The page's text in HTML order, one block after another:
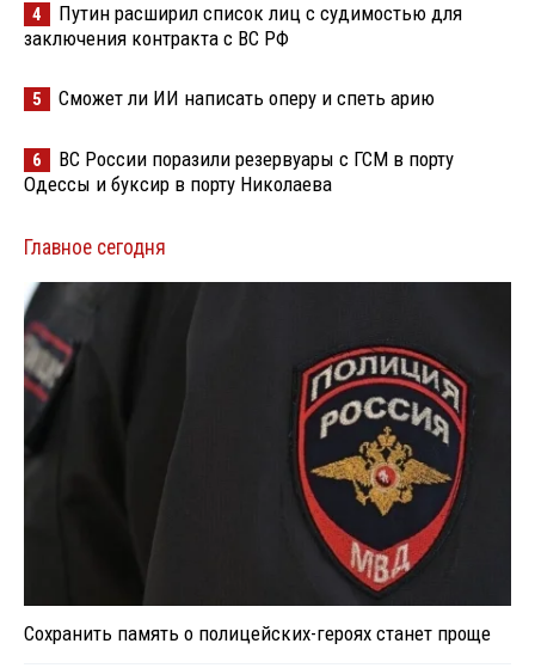
4
Путин расширил список лиц с судимостью для
заключения контракта с ВС РФ
5 Сможет ли ИИ написать оперу и спеть арию
6
ВС России поразили резервуары с ГСМ в порту
Одессы и буксир в порту Николаева
Главное сегодня
Сохранить память о полицейских-героях станет проще